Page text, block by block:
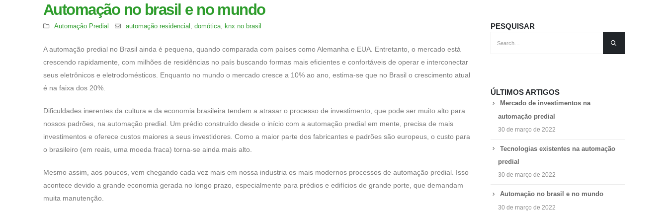
Automação no brasil e no mundo
Automação Predial automação residencial ,domótica knx no brasil
A automação predial no Brasil ainda é pequena, quando comparada com países como Alemanha e EUA. Entretanto, o mercado está
crescendo rapidamente, com milhões de residências no país buscando formas mais eficientes e confortáveis de operar e interconectar
seus eletrônicos e eletrodomésticos. Enquanto no mundo o mercado cresce a 10% ao ano, estima-se que no Brasil o crescimento atual
é na faixa dos 20%.
Dificuldades inerentes da cultura e da economia brasileira tendem a atrasar o processo de investimento, que pode ser muito alto para
nossos padrões, na automação predial. Um prédio construído desde o início com a automação predial em mente, precisa de mais
investimentos e oferece custos maiores a seus investidores. Como a maior parte dos fabricantes e padrões são europeus, o custo para
o brasileiro (em reais, uma moeda fraca) torna-se ainda mais alto.
Mesmo assim, aos poucos, vem chegando cada vez mais em nossa industria os mais modernos processos de automação predial. Isso
acontece devido a grande economia gerada no longo prazo, especialmente para prédios e edifícios de grande porte, que demandam
muita manutenção.
PESQUISAR
ÚLTIMOS ARTIGOS
Mercado de investimentos na
automação predial
30 de março de 2022
Tecnologias existentes na automação
predial
30 de março de 2022
Automação no brasil e no mundo
30 de março de 2022